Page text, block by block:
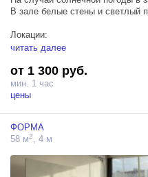
В зале белые стены и светлый
Локации:
- мини локации с двумя белыми
- любые стулья из общих зон по
- цветные бумажные, тканевые,
запросу за дополнительную
Также в зале есть белый стол,
для съёмки портретов,
читать далее
от 1 300 руб.
мин. 1 час
цены
ФОРМА
58 м2, 4 м